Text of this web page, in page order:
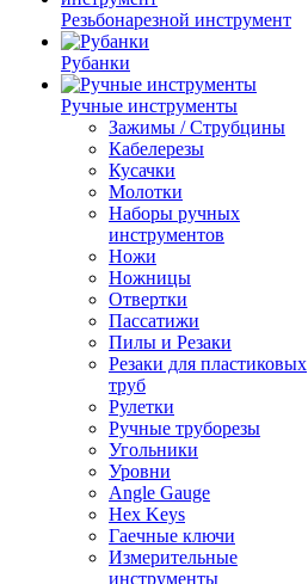
Резьбонарезной инструмент
Рубанки
Ручные инструменты
Зажимы / Струбцины
Кабелерезы
Кусачки
Молотки
Наборы ручных
инструментов
Ножи
Ножницы
Отвертки
Пассатижи
Пилы и Резаки
Резаки для пластиковых
труб
Рулетки
Ручные труборезы
Угольники
Уровни
Angle Gauge
Hex Keys
Гаечные ключи
Измерительные
инструменты